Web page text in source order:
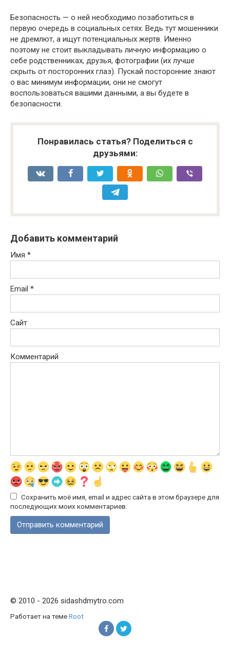
Безопасность — о ней необходимо позаботиться в
первую очередь в социальных сетях. Ведь тут мошенники
не дремлют, а ищут потенциальных жертв. Именно
поэтому не стоит выкладывать личную информацию о
себе родственниках, друзья, фотографии (их лучше
скрыть от посторонних глаз). Пускай посторонние знают
о вас минимум информации, они не смогут
воспользоваться вашими данными, а вы будете в
безопасности.
Понравилась статья? Поделиться с
друзьями:
Добавить комментарий
Имя *
Email *
Сайт
Комментарий
Сохранить моё имя, email и адрес сайта в этом браузере для
последующих моих комментариев.
© 2010 - 2026 sidashdmytro.com
Работает на темеRoot